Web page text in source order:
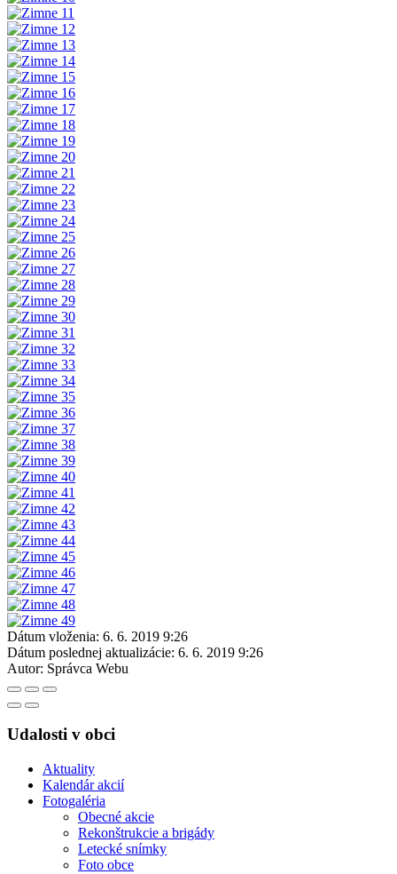
Dátum vloženia: 6. 6. 2019 9:26
Dátum poslednej aktualizácie: 6. 6. 2019 9:26
Autor: Správca Webu
Udalosti v obci
Aktuality
Kalendár akcií
Fotogaléria
Obecné akcie
Rekonštrukcie a brigády
Letecké snímky
Foto obce